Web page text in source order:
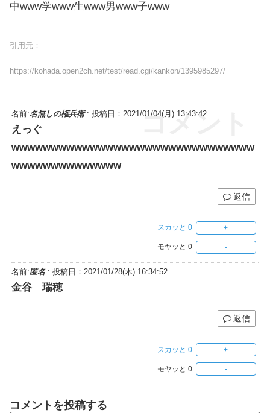
中www学www生www男www子www
引用元：
https://kohada.open2ch.net/test/read.cgi/kankon/1395985297/
コメント
名前:名無しの権兵衛: 投稿日：2021/01/04(月) 13:43:42
えっぐ
wwwwwwwwwwwwwwwwwwwwwwwwwwwwwww
wwwwwwwwwwwwww
返信
スカッと 0
モヤッと 0
名前:匿名: 投稿日：2021/01/28(木) 16:34:52
金谷 瑞穂
返信
スカッと 0
モヤッと 0
コメントを投稿する